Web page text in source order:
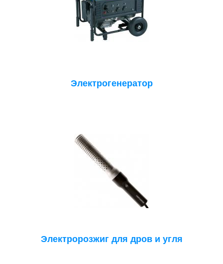
Электрогенератор
Электророзжиг для дров и угля